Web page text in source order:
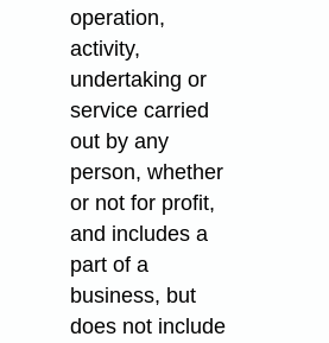
operation,
activity,
undertaking or
service carried
out by any
person, whether
or not for profit,
and includes a
part of a
business, but
does not include